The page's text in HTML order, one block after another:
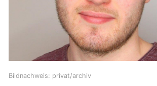
Bildnachweis: privat/archiv